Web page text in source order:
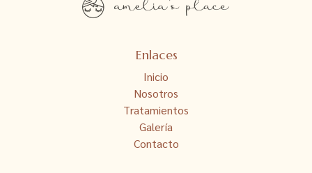
Enlaces
Inicio
Nosotros
Tratamientos
Galería
Contacto